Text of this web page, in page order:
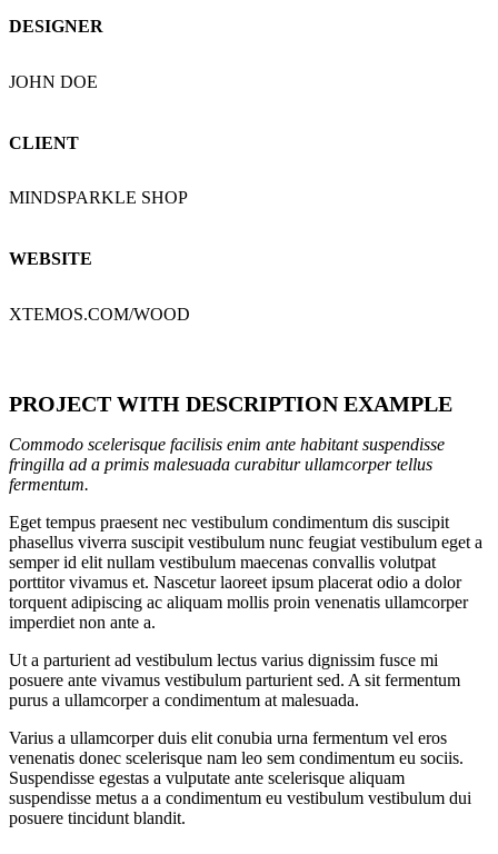
DESIGNER
JOHN DOE
CLIENT
MINDSPARKLE SHOP
WEBSITE
XTEMOS.COM/WOOD
PROJECT WITH DESCRIPTION EXAMPLE
Commodo scelerisque facilisis enim ante habitant suspendisse
fringilla ad a primis malesuada curabitur ullamcorper tellus
fermentum.
Eget tempus praesent nec vestibulum condimentum dis suscipit
phasellus viverra suscipit vestibulum nunc feugiat vestibulum eget a
semper id elit nullam vestibulum maecenas convallis volutpat
porttitor vivamus et. Nascetur laoreet ipsum placerat odio a dolor
torquent adipiscing ac aliquam mollis proin venenatis ullamcorper
imperdiet non ante a.
Ut a parturient ad vestibulum lectus varius dignissim fusce mi
posuere ante vivamus vestibulum parturient sed. A sit fermentum
purus a ullamcorper a condimentum at malesuada.
Varius a ullamcorper duis elit conubia urna fermentum vel eros
venenatis donec scelerisque nam leo sem condimentum eu sociis.
Suspendisse egestas a vulputate ante scelerisque aliquam
suspendisse metus a a condimentum eu vestibulum vestibulum dui
posuere tincidunt blandit.